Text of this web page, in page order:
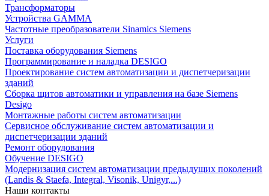
Трансформаторы
Устройства GAMMA
Частотные преобразователи Sinamics Siemens
Услуги
Поставка оборудования Siemens
Программирование и наладка DESIGO
Проектирование систем автоматизации и диспетчеризации
зданий
Сборка щитов автоматики и управления на базе Siemens
Desigo
Монтажные работы систем автоматизации
Сервисное обслуживание систем автоматизации и
диспетчеризации зданий
Ремонт оборудования
Обучение DESIGO
Модернизация систем автоматизации предыдущих поколений
(Landis & Staefa, Integral, Visonik, Unigyr,...)
Наши контакты